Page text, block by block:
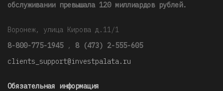
обслуживании превышала 120 миллиардов рублей.
Воронеж, улица Кирова д.11/1
8-800-775-1945 , 8 (473) 2-555-605
clients_support@investpalata.ru
Обязательная информация